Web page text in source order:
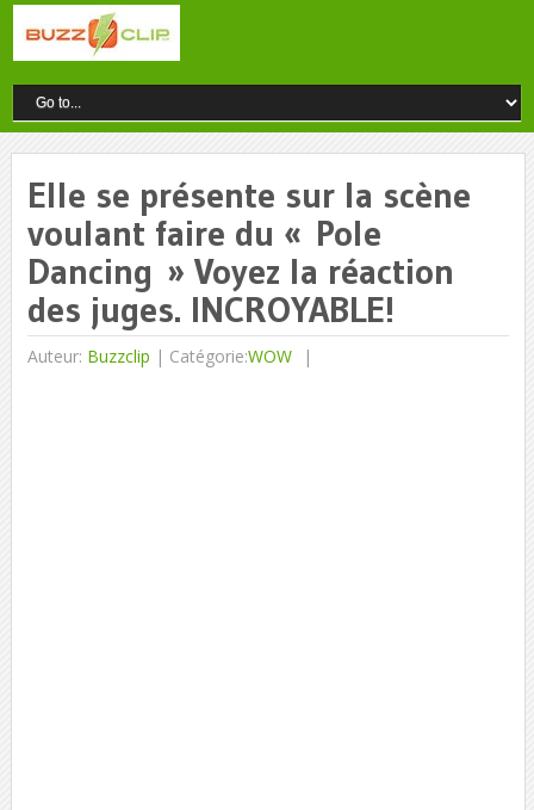
Elle se présente sur la scène
voulant faire du « Pole
Dancing » Voyez la réaction
des juges. INCROYABLE!
Auteur: Buzzclip | Catégorie:WOW